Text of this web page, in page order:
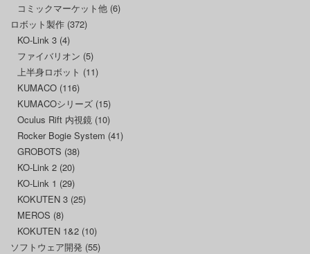
コミックマーケット他 (6)
ロボット製作 (372)
KO-Link 3 (4)
ファイバリオン (5)
上半身ロボット (11)
KUMACO (116)
KUMACOシリーズ (15)
Oculus Rift 内視鏡 (10)
Rocker Bogie System (41)
GROBOTS (38)
KO-Link 2 (20)
KO-Link 1 (29)
KOKUTEN 3 (25)
MEROS (8)
KOKUTEN 1&2 (10)
ソフトウェア開発 (55)